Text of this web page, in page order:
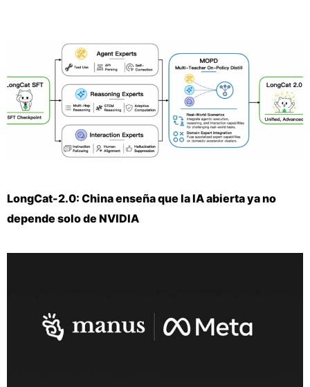
LongCat-2.0: China enseña que la IA abierta ya no
depende solo de NVIDIA